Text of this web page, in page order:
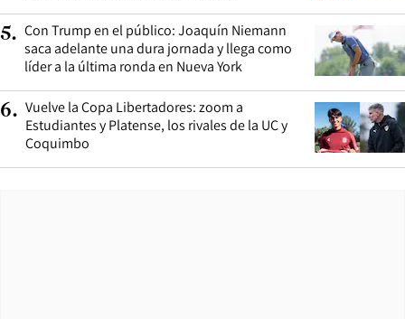
5. Con Trump en el público: Joaquín Niemann
saca adelante una dura jornada y llega como
líder a la última ronda en Nueva York
6. Vuelve la Copa Libertadores: zoom a
Estudiantes y Platense, los rivales de la UC y
Coquimbo